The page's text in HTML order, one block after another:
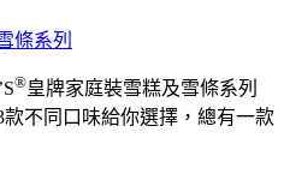
®皇牌家庭裝雪糕及雪條系列
款不同口味給你選擇，總有一款